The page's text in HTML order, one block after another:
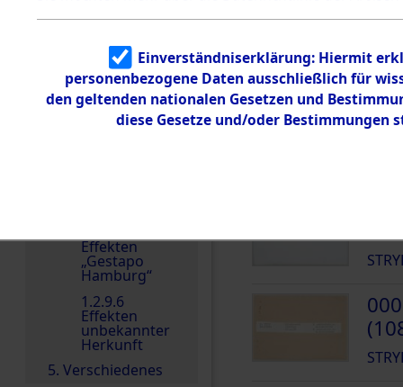
ädigungsamt
Effekten aus
dem KZ
Neuengamm
e
Dokument
Effekten
„Gestapo
Hamburg“
1.2.9.6
Effekten
unbekannter
Herkunft
5. Verschiedenes
Häftlingsnummer
65984
Einverständniserklärung: Hiermit
personenbezogene Daten ausschließlich für
den geltenden nationalen Gesetzen und
diese Gesetze und/oder Bestimmungen